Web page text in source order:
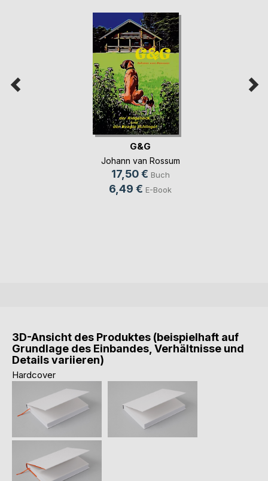
G&G
Johann van Rossum
17,50 € Buch
6,49 € E-Book
3D-Ansicht des Produktes (beispielhaft auf
Grundlage des Einbandes, Verhältnisse und
Details variieren)
Hardcover